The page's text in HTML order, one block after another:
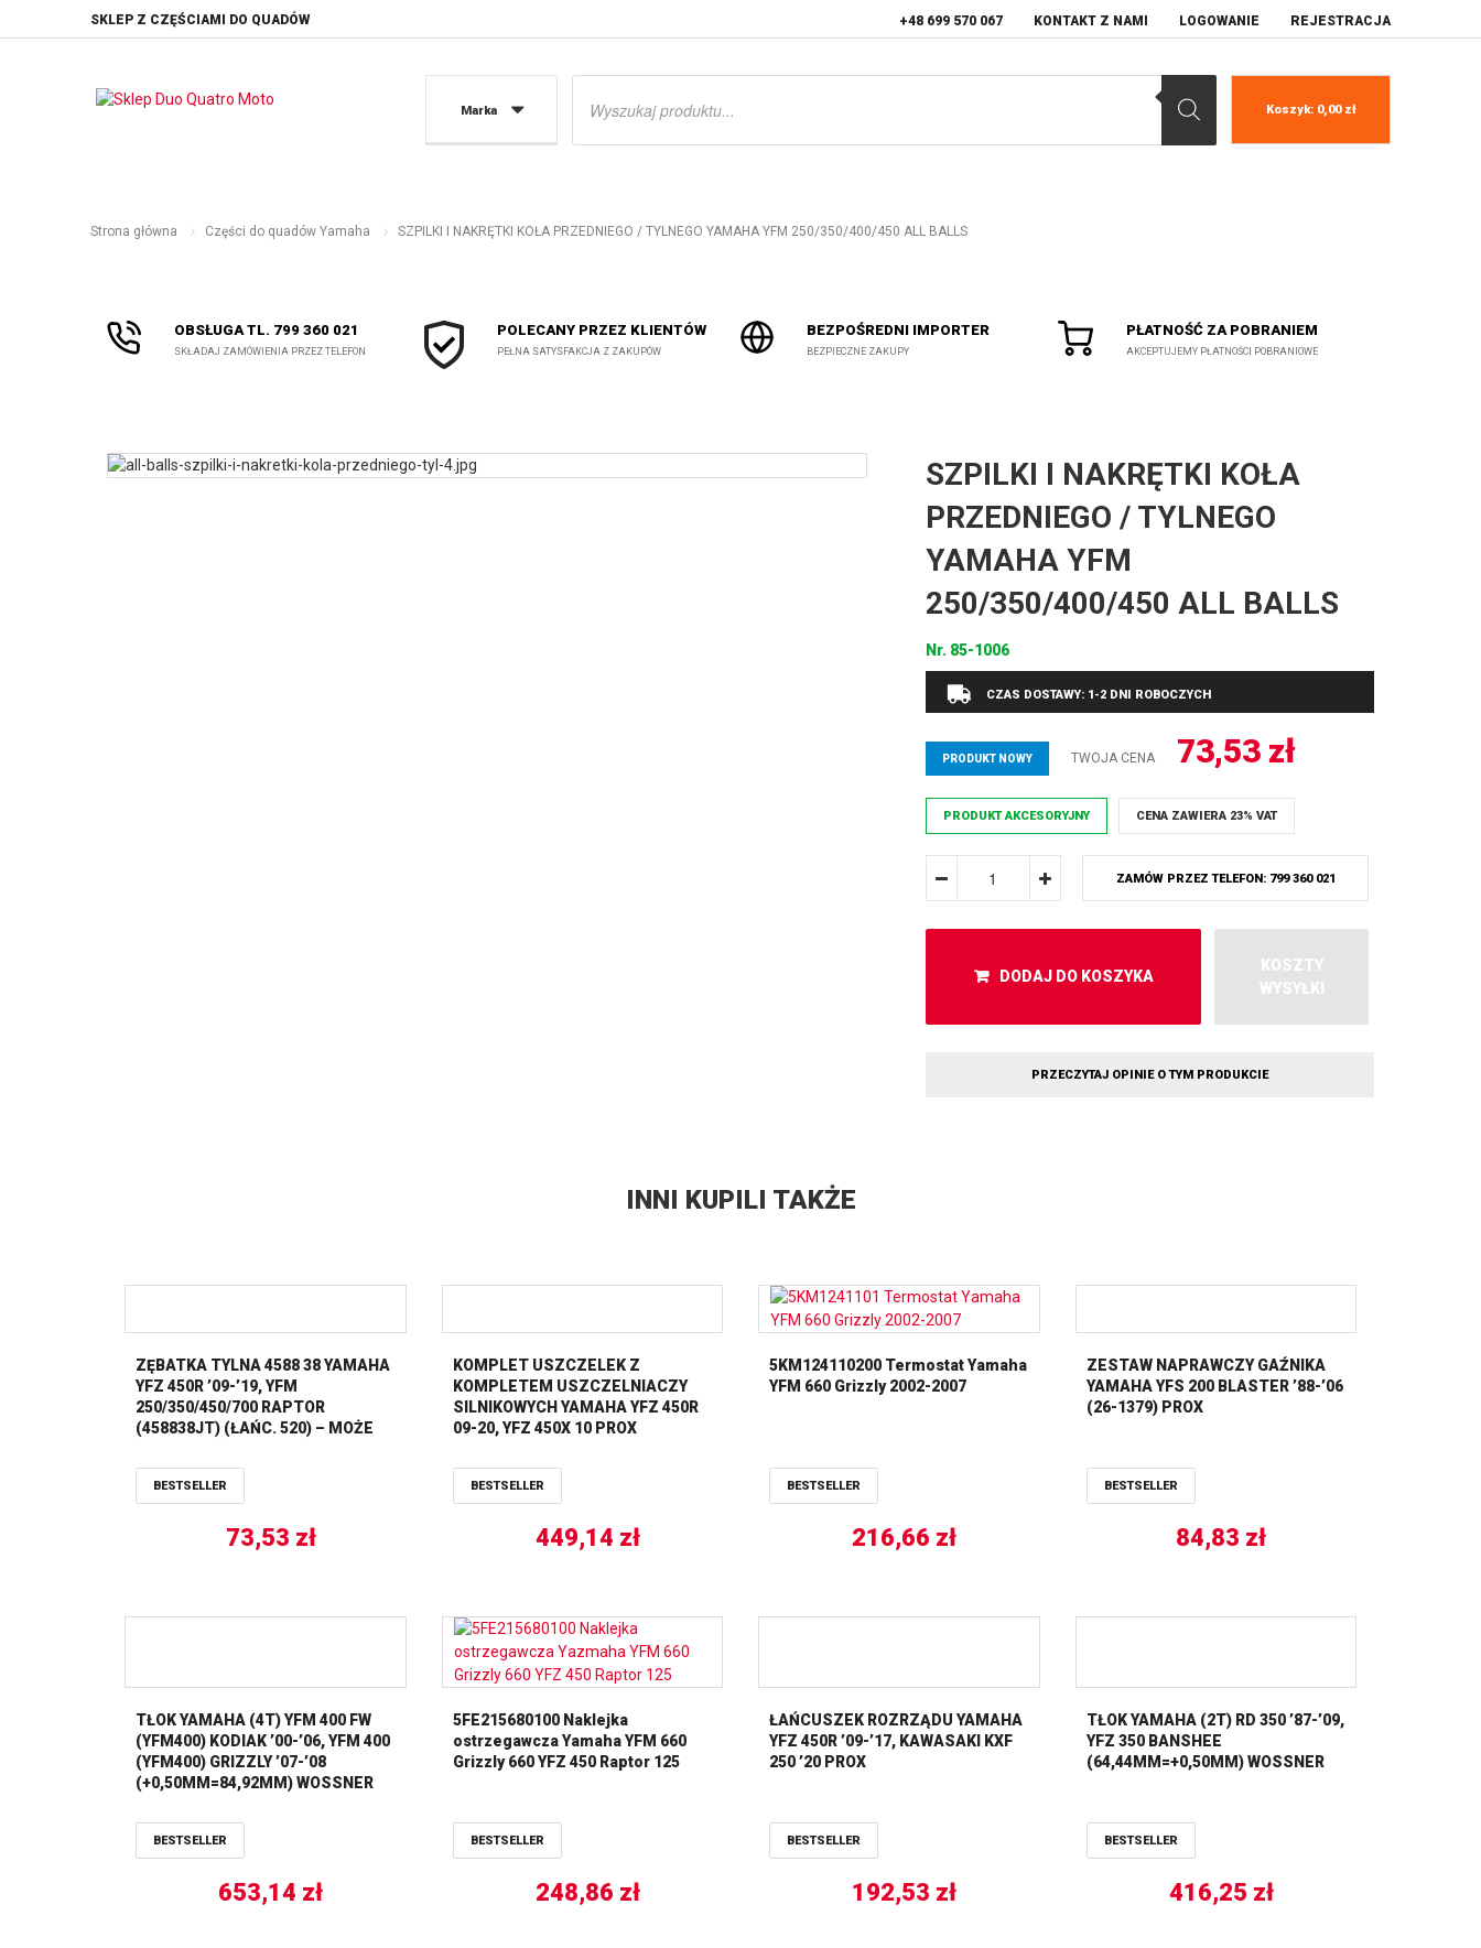
SKLEP Z CZĘŚCIAMI DO QUADÓW +48 699 570 067 KONTAKT Z NAMI LOGOWANIE REJESTRACJA
Marka
Wyszukiwarka
Koszyk: 0,00 zł
Strona główna Części do quadów Yamaha SZPILKI I NAKRĘTKI KOŁA PRZEDNIEGO / TYLNEGO YAMAHA YFM 250/350/400/450 ALL BALLS
OBSŁUGA TL. 799 360 021
SKŁADAJ ZAMÓWIENIA PRZEZ TELEFON
POLECANY PRZEZ KLIENTÓW
PEŁNA SATYSFAKCJA Z ZAKUPÓW
BEZPOŚREDNI IMPORTER
BEZPIECZNE ZAKUPY
PŁATNOŚĆ ZA POBRANIEM
AKCEPTUJEMY PŁATNOŚCI POBRANIOWE
SZPILKI I NAKRĘTKI KOŁA
PRZEDNIEGO / TYLNEGO
YAMAHA YFM
250/350/400/450 ALL BALLS
Nr. 85-1006
CZAS DOSTAWY: 1-2 DNI ROBOCZYCH
PRODUKT NOWY TWOJA CENA 73,53 zł
PRODUKT AKCESORYJNY CENA ZAWIERA 23% VAT
ZAMÓW PRZEZ TELEFON: 799 360 021
DODAJ DO KOSZYKA
KOSZTY
WYSYŁKI
PRZECZYTAJ OPINIE O TYM PRODUKCIE
INNI KUPILI TAKŻE
ZĘBATKA TYLNA 4588 38 YAMAHA
YFZ 450R ’09-’19, YFM
250/350/450/700 RAPTOR
(458838JT) (ŁAŃC. 520) – MOŻE
BESTSELLER
73,53 zł
KOMPLET USZCZELEK Z
KOMPLETEM USZCZELNIACZY
SILNIKOWYCH YAMAHA YFZ 450R
09-20, YFZ 450X 10 PROX
BESTSELLER
449,14 zł
5KM124110200 Termostat Yamaha
YFM 660 Grizzly 2002-2007
BESTSELLER
216,66 zł
ZESTAW NAPRAWCZY GAŹNIKA
YAMAHA YFS 200 BLASTER ’88-’06
(26-1379) PROX
BESTSELLER
84,83 zł
TŁOK YAMAHA (4T) YFM 400 FW
(YFM400) KODIAK ’00-’06, YFM 400
(YFM400) GRIZZLY ’07-’08
(+0,50MM=84,92MM) WOSSNER
BESTSELLER
653,14 zł
5FE215680100 Naklejka
ostrzegawcza Yamaha YFM 660
Grizzly 660 YFZ 450 Raptor 125
BESTSELLER
248,86 zł
ŁAŃCUSZEK ROZRZĄDU YAMAHA
YFZ 450R ’09-’17, KAWASAKI KXF
250 ’20 PROX
BESTSELLER
192,53 zł
TŁOK YAMAHA (2T) RD 350 ’87-’09,
YFZ 350 BANSHEE
(64,44MM=+0,50MM) WOSSNER
BESTSELLER
416,25 zł